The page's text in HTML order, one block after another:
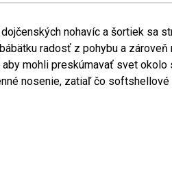
nohavíc a šortiek sa
radosť z pohybu a
mohli preskúmavať svet okolo
nosenie, zatiaľ čo softshellové